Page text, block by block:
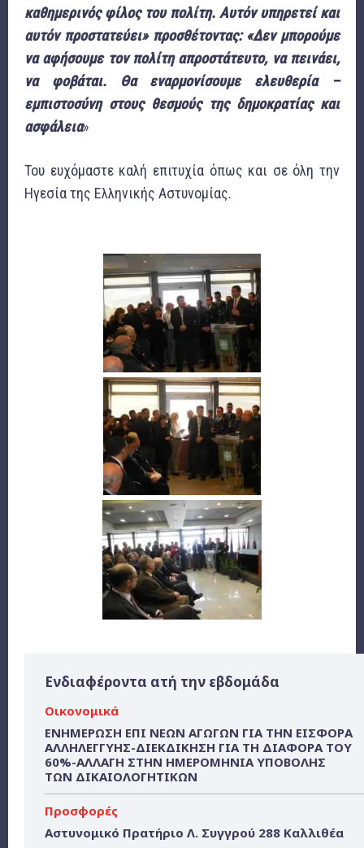
καθημερινός φίλος του πολίτη. Αυτόν υπηρετεί και
αυτόν προστατεύει» προσθέτοντας: «Δεν μπορούμε
να αφήσουμε τον πολίτη απροστάτευτο, να πεινάει,
να φοβάται. Θα εναρμονίσουμε ελευθερία –
εμπιστοσύνη στους θεσμούς της δημοκρατίας και
ασφάλεια»
Του ευχόμαστε καλή επιτυχία όπως και σε όλη την
Ηγεσία της Ελληνικής Αστυνομίας.
Ενδιαφέροντα ατή την εβδομάδα
Οικονομικά
ΕΝΗΜΕΡΩΣΗ ΕΠΙ ΝΕΩΝ ΑΓΩΓΩΝ ΓΙΑ ΤΗΝ ΕΙΣΦΟΡΑ
ΑΛΛΗΛΕΓΓΥΗΣ-ΔΙΕΚΔΙΚΗΣΗ ΓΙΑ ΤΗ ΔΙΑΦΟΡΑ ΤΟΥ
60%-ΑΛΛΑΓΗ ΣΤΗΝ ΗΜΕΡΟΜΗΝΙΑ ΥΠΟΒΟΛΗΣ
ΤΩΝ ΔΙΚΑΙΟΛΟΓΗΤΙΚΩΝ
Προσφορές
Αστυνομικό Πρατήριο Λ. Συγγρού 288 Καλλιθέα